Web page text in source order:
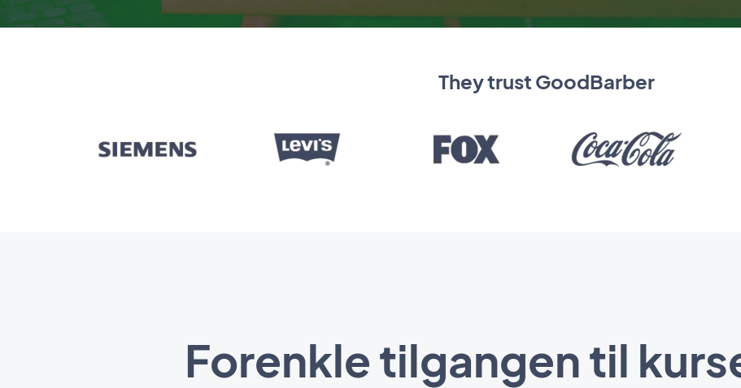
They trust GoodBarber
Forenkle tilgangen til